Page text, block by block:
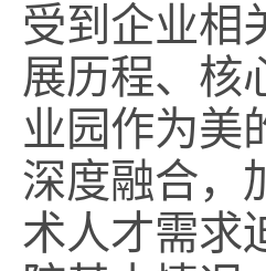
受到企业相
展历程、核
业园作为美
深度融合，
术人才需求